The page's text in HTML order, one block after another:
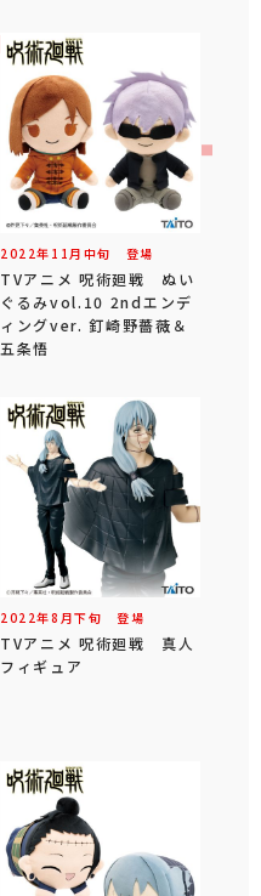
2022年 11 月 中旬 登場
TVアニメ 呪術廻戦 ぬい
ぐるみvol.10 2ndエンデ
ィングver. 釘崎野薔薇＆
五条悟
2022年8 月下旬 登場
TVアニメ 呪術廻戦 真人
フィギュア